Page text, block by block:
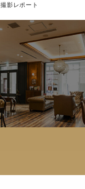
撮影レポート